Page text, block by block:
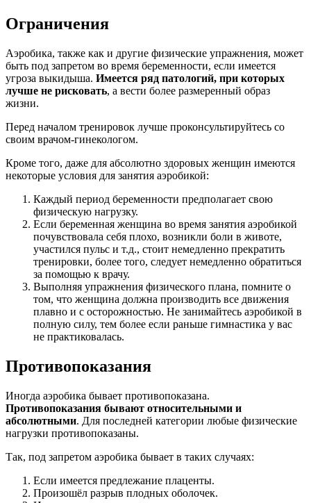
Ограничения
Аэробика, также как и другие физические упражнения, может
быть под запретом во время беременности, если имеется
угроза выкидыша. Имеется ряд патологий, при которых
лучше не рисковать, а вести более размеренный образ
жизни.
Перед началом тренировок лучше проконсультируйтесь со
своим врачом-гинекологом.
Кроме того, даже для абсолютно здоровых женщин имеются
некоторые условия для занятия аэробикой:
Каждый период беременности предполагает свою
физическую нагрузку.
Если беременная женщина во время занятия аэробикой
почувствовала себя плохо, возникли боли в животе,
участился пульс и т.д., стоит немедленно прекратить
тренировки, более того, следует немедленно обратиться
за помощью к врачу.
Выполняя упражнения физического плана, помните о
том, что женщина должна производить все движения
плавно и с осторожностью. Не занимайтесь аэробикой в
полную силу, тем более если раньше гимнастика у вас
не практиковалась.
Противопоказания
Иногда аэробика бывает противопоказана.
Противопоказания бывают относительными и
абсолютными. Для последней категории любые физические
нагрузки противопоказаны.
Так, под запретом аэробика бывает в таких случаях:
Если имеется предлежание плаценты.
Произошёл разрыв плодных оболочек.